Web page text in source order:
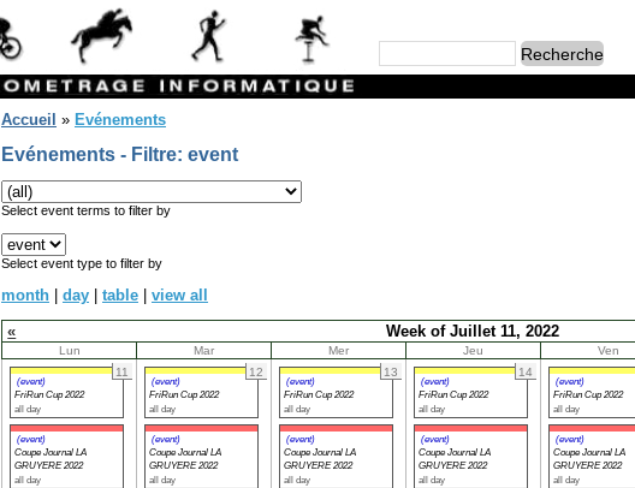
Accueil » Evénements
Evénements - Filtre: event
Select event terms to filter by
Select event type to filter by
month day table
view all
«
Week of Juillet 11, 2022
Lun Mar Mer Jeu Ven
11
(event)
FriRun Cup 2022
all day
(event)
Coupe Journal LA
GRUYERE 2022
all day
12
(event)
FriRun Cup 2022
all day
(event)
Coupe Journal LA
GRUYERE 2022
all day
13
(event)
FriRun Cup 2022
all day
(event)
Coupe Journal LA
GRUYERE 2022
all day
14
(event)
FriRun Cup 2022
all day
(event)
Coupe Journal LA
GRUYERE 2022
all day
(event)
FriRun Cup 2022
all day
(event)
Coupe Journal LA
GRUYERE 2022
all day